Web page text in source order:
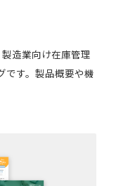
造業向け在庫管理
です。製品概要や機